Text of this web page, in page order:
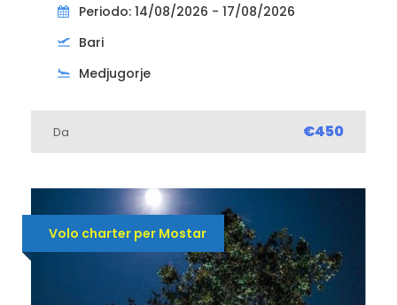
Periodo: 14/08/2026 - 17/08/2026
Bari
Medjugorje
Da €450
Volo charter per Mostar